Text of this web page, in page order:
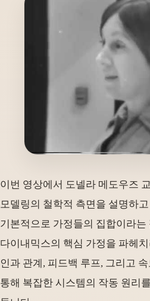
이번 영상에서 도넬라 메도우즈
모델링의 철학적 측면을 설명하
기본적으로 가정들의 집합이라는
다이내믹스의 핵심 가정을 파헤
인과 관계, 피드백 루프, 그리고
통해 복잡한 시스템의 작동 원리